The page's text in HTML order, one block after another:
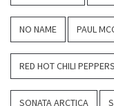
NO NAME PAUL
RED HOT CHILI PEPPERS
SONATA ARCTICA